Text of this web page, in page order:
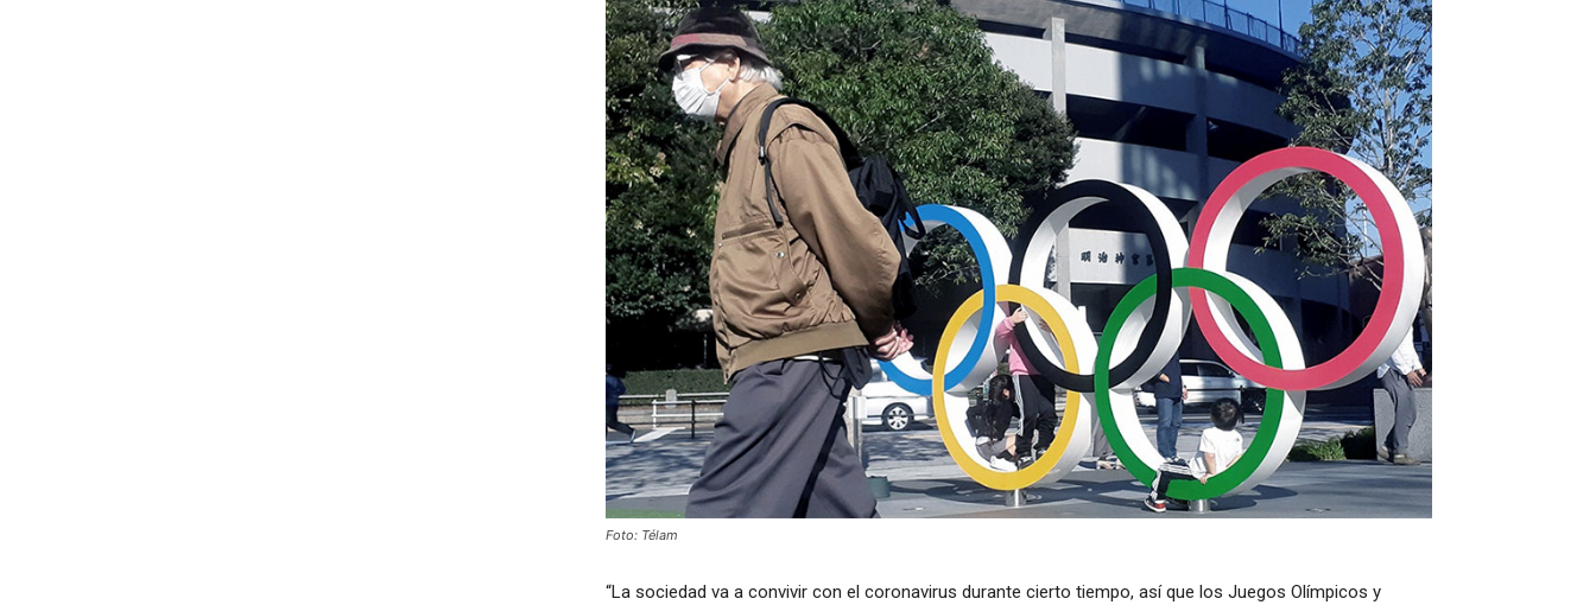
Foto: Télam
“La sociedad va a convivir con el coronavirus durante cierto tiempo, así que los Juegos Olímpicos y